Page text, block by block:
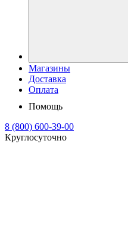
Магазины
Доставка
Оплата
Помощь
8 (800) 600-39-00
Круглосуточно